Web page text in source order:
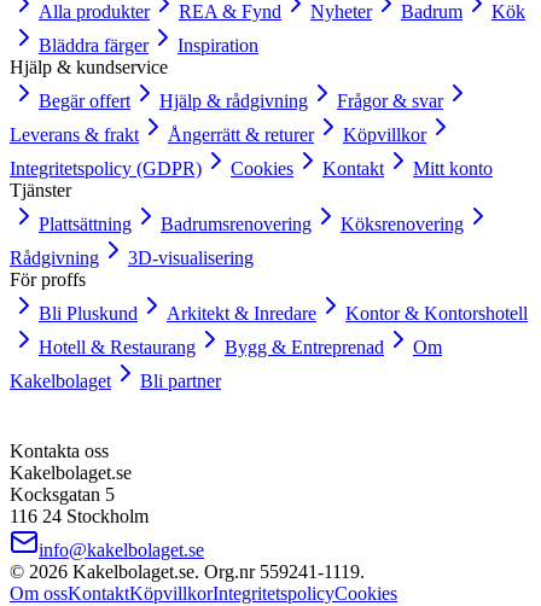
Alla produkter
REA & Fynd Nyheter Badrum
Kök
Bläddra färger
Inspiration
Hjälp & kundservice
Begär offert
Hjälp & rådgivning
Frågor & svar
Leverans & frakt
Ångerrätt & returer
Köpvillkor
Integritetspolicy (GDPR)
Cookies Kontakt
Mitt konto
Tjänster
Plattsättning
Badrumsrenovering
Köksrenovering
Rådgivning
3D-visualisering
För proffs
Bli Pluskund
Arkitekt & Inredare
Kontor & Kontorshotell
Hotell & Restaurang
Bygg & Entreprenad
Om
Kakelbolaget
Bli partner
Kontakta oss
Kakelbolaget.se
Kocksgatan 5
116 24 Stockholm
info@kakelbolaget.se
© 2026 Kakelbolaget.se. Org.nr 559241‑1119.
Om ossKontaktKöpvillkorIntegritetspolicyCookies